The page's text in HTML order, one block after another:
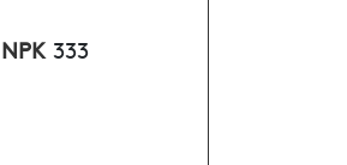
NPK 333